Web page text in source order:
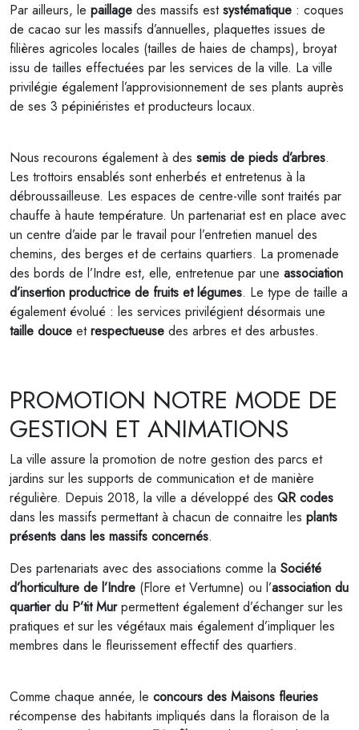
Par ailleurs, le paillage des massifs estsystématique : coques
de cacao sur les massifs d’annuelles, plaquettes issues de
filières agricoles locales (tailles de haies de champs), broyat
issu de tailles effectuées par les services de la ville. La ville
privilégie également l’approvisionnement de ses plants auprès
de ses 3 pépiniéristes et producteurs locaux.
Nous recourons également à des semis de pieds d’arbres.
Les trottoirs ensablés sont enherbés et entretenus à la
débroussailleuse. Les espaces de centre-ville sont traités par
chauffe à haute température. Un partenariat est en place avec
un centre d’aide par le travail pour l’entretien manuel des
chemins, des berges et de certains quartiers. La promenade
des bords de l’Indre est, elle, entretenue par une association
d’insertion productrice de fruits et légumes. Le type de taille a
également évolué : les services privilégient désormais une
taille douce etrespectueuse des arbres et des arbustes.
PROMOTION NOTRE MODE DE
GESTION ET ANIMATIONS
La ville assure la promotion de notre gestion des parcs et
jardins sur les supports de communication et de manière
régulière. Depuis 2018, la ville a développé des QR codes
dans les massifs permettant à chacun de connaitre les plants
présents dans les massifs concernés.
Des partenariats avec des associations comme la Société
d’horticulture de l’Indre (Flore et Vertumne) ou l’association du
quartier du P’tit Murpermettent également d’échanger sur les
pratiques et sur les végétaux mais également d’impliquer les
membres dans le fleurissement effectif des quartiers.
Comme chaque année, le concours des Maisons fleuries
récompense des habitants impliqués dans la floraison de la